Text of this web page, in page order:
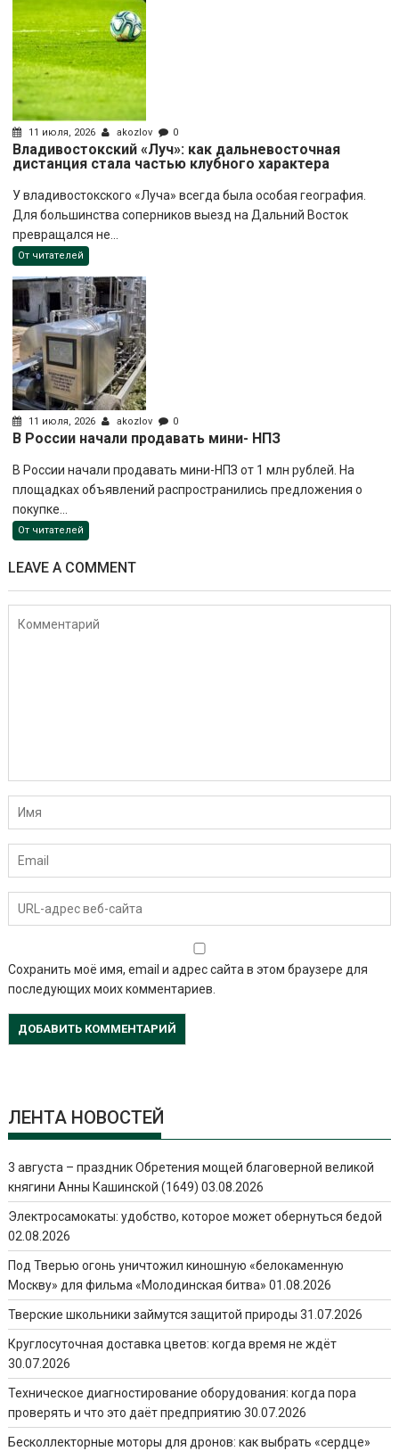
11 июля, 2026 akozlov 0
Владивостокский «Луч»: как дальневосточная
дистанция стала частью клубного характера
У владивостокского «Луча» всегда была особая география.
Для большинства соперников выезд на Дальний Восток
превращался не...
От читателей
11 июля, 2026 akozlov 0
В России начали продавать мини- НПЗ
В России начали продавать мини-НПЗ от 1 млн рублей. На
площадках объявлений распространились предложения о
покупке...
От читателей
LEAVE A COMMENT
Сохранить моё имя, email и адрес сайта в этом браузере для
последующих моих комментариев.
ЛЕНТА НОВОСТЕЙ
3 августа – праздник Обретения мощей благоверной великой
княгини Анны Кашинской (1649) 03.08.2026
Электросамокаты: удобство, которое может обернуться бедой
02.08.2026
Под Тверью огонь уничтожил киношную «белокаменную
Москву» для фильма «Молодинская битва» 01.08.2026
Тверские школьники займутся защитой природы 31.07.2026
Круглосуточная доставка цветов: когда время не ждёт
30.07.2026
Техническое диагностирование оборудования: когда пора
проверять и что это даёт предприятию 30.07.2026
Бесколлекторные моторы для дронов: как выбрать «сердце»